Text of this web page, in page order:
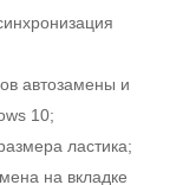
автозамены и
10;
ластика;
на вкладке